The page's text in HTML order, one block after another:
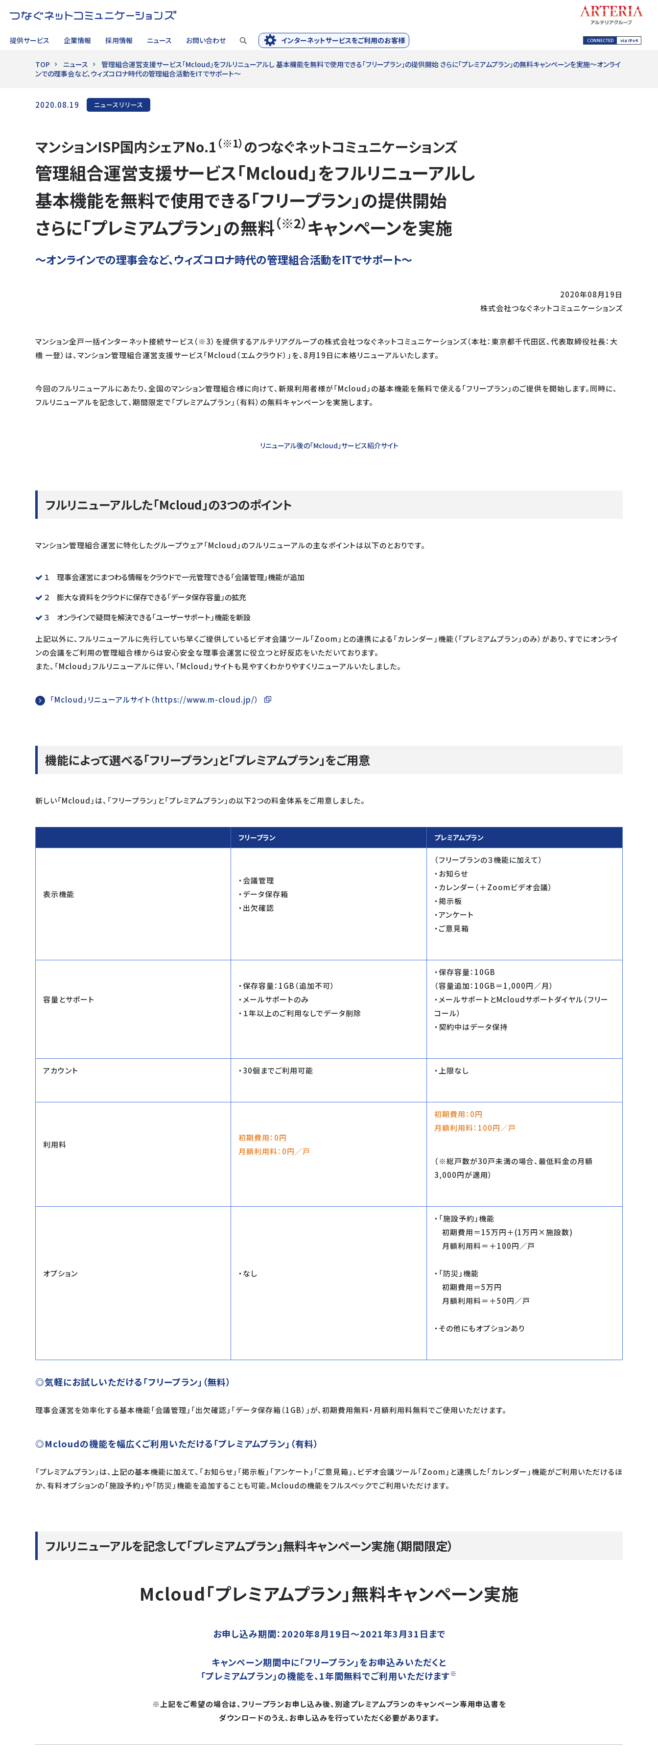
提供サービス 企業情報 採用情報 ニュース お問い合わせ インターネットサービスをご利用のお客様 CONNECTED via IPv4
サイト内検索
TOP ニュース
管理組合運営支援サービス「Mcloud」をフルリニューアルし 基本機能を無料で使用できる「フリープラン」の提供開始 さらに「プレミアムプラン」の無料キャンペーンを実施～オンライ
ンでの理事会など、ウィズコロナ時代の管理組合活動をITでサポート～
2020.08.19 ニュースリリース
マンションISP国内シェアNo.1 （※1） のつなぐネットコミュニケーションズ
管理組合運営支援サービス「Mcloud」をフルリニューアルし
基本機能を無料で使用できる「フリープラン」の提供開始
さらに「プレミアムプラン」の無料（※2）キャンペーンを実施
～オンラインでの理事会など、ウィズコロナ時代の管理組合活動をITでサポート～
2020年08月19日
株式会社つなぐネットコミュニケーションズ
マンション全戸一括インターネット接続サービス（※3）を提供するアルテリアグループの株式会社つなぐネットコミュニケーションズ（本社：東京都千代田区、代表取締役社長：大
橋 一登）は、マンション管理組合運営支援サービス「Mcloud（エムクラウド）」を、8月19日に本格リニューアルいたします。
今回のフルリニューアルにあたり、全国のマンション管理組合様に向けて、新規利用者様が「Mcloud」の基本機能を無料で使える「フリープラン」のご提供を開始します。同時に、
フルリニューアルを記念して、期間限定で「プレミアムプラン」（有料）の無料キャンペーンを実施します。
リニューアル後の「Mcloud」サービス紹介サイト
フルリニューアルした「Mcloud」の3つのポイント
マンション管理組合運営に特化したグループウェア「Mcloud」のフルリニューアルの主なポイントは以下のとおりです。
１ 理事会運営にまつわる情報をクラウドで一元管理できる「会議管理」機能が追加
２ 膨大な資料をクラウドに保存できる「データ保存容量」の拡充
３ オンラインで疑問を解決できる「ユーザーサポート」機能を新設
上記以外に、フルリニューアルに先行していち早くご提供しているビデオ会議ツール「Zoom」との連携による「カレンダー」機能（「プレミアムプラン」のみ）があり、すでにオンライ
ンの会議をご利用の管理組合様からは安心安全な理事会運営に役立つと好反応をいただいております。
また、「Mcloud」フルリニューアルに伴い、「Mcloud」サイトも見やすくわかりやすくリニューアルいたしました。
「Mcloud」リニューアルサイト（https://www.m-cloud.jp/）
機能によって選べる「フリープラン」と「プレミアムプラン」をご用意
新しい「Mcloud」は、「フリープラン」と「プレミアムプラン」の以下2つの料金体系をご用意しました。
フリープラン プレミアムプラン
表示機能
・会議管理
・データ保存箱
・出欠確認
（フリープランの３機能に加えて）
・お知らせ
・カレンダー（＋Zoomビデオ会議）
・掲示板
・アンケート
・ご意見箱
容量とサポート
・保存容量：1GB（追加不可）
・メールサポートのみ
・１年以上のご利用なしでデータ削除
・保存容量：10GB
（容量追加：10GB＝1,000円／月）
・メールサポートとMcloudサポートダイヤル（フリー
コール）
・契約中はデータ保持
アカウント ・30個までご利用可能 ・上限なし
利用料
初期費用：0円
月額利用料：0円／戸
初期費用：0円
月額利用料：100円／戸
（※総戸数が30戸未満の場合、最低料金の月額
3,000円が適用）
オプション ・なし
・「施設予約」機能
初期費用＝15万円＋(1万円×施設数)
月額利用料＝＋100円／戸
・「防災」機能
初期費用＝5万円
月額利用料＝＋50円／戸
・その他にもオプションあり
◎気軽にお試しいただける「フリープラン」（無料）
理事会運営を効率化する基本機能「会議管理」「出欠確認」「データ保存箱（1GB）」が、初期費用無料・月額利用料無料でご使用いただけます。
◎Mcloudの機能を幅広くご利用いただける「プレミアムプラン」（有料）
「プレミアムプラン」は、上記の基本機能に加えて、「お知らせ」「掲示板」「アンケート」「ご意見箱」、ビデオ会議ツール「Zoom」と連携した「カレンダー」機能がご利用いただけるほ
か、有料オプションの「施設予約」や「防災」機能を追加することも可能。Mcloudの機能をフルスペックでご利用いただけます。
フルリニューアルを記念して「プレミアムプラン」無料キャンペーン実施（期間限定）
Mcloud「プレミアムプラン」無料キャンペーン実施
お申し込み期間：2020年8月19日～2021年3月31日まで
キャンペーン期間中に「フリープラン」をお申込みいただくと
「プレミアムプラン」の機能を、1年間無料でご利用いただけます※
※上記をご希望の場合は、フリープランお申し込み後、別途プレミアムプランのキャンペーン専用申込書を
ダウンロードのうえ、お申し込みを行っていただく必要があります。